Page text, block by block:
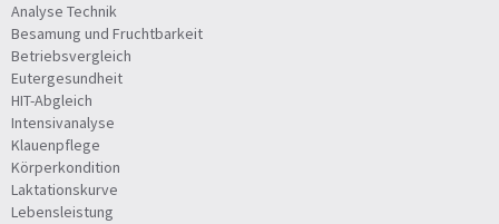
Analyse Technik
Besamung und Fruchtbarkeit
Betriebsvergleich
Eutergesundheit
HIT-Abgleich
Intensivanalyse
Klauenpflege
Körperkondition
Laktationskurve
Lebensleistung